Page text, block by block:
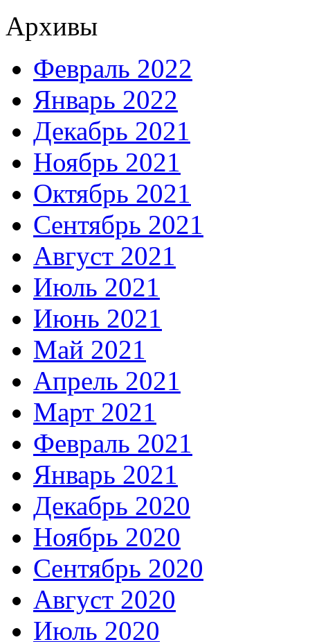
Архивы
Февраль 2022
Январь 2022
Декабрь 2021
Ноябрь 2021
Октябрь 2021
Сентябрь 2021
Август 2021
Июль 2021
Июнь 2021
Май 2021
Апрель 2021
Март 2021
Февраль 2021
Январь 2021
Декабрь 2020
Ноябрь 2020
Сентябрь 2020
Август 2020
Июль 2020